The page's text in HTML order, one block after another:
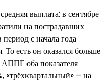
выплата: в сентябре
на пострадавших
с начала года
То есть он оказался больше
оба показателя
«трёхквартальный» – на